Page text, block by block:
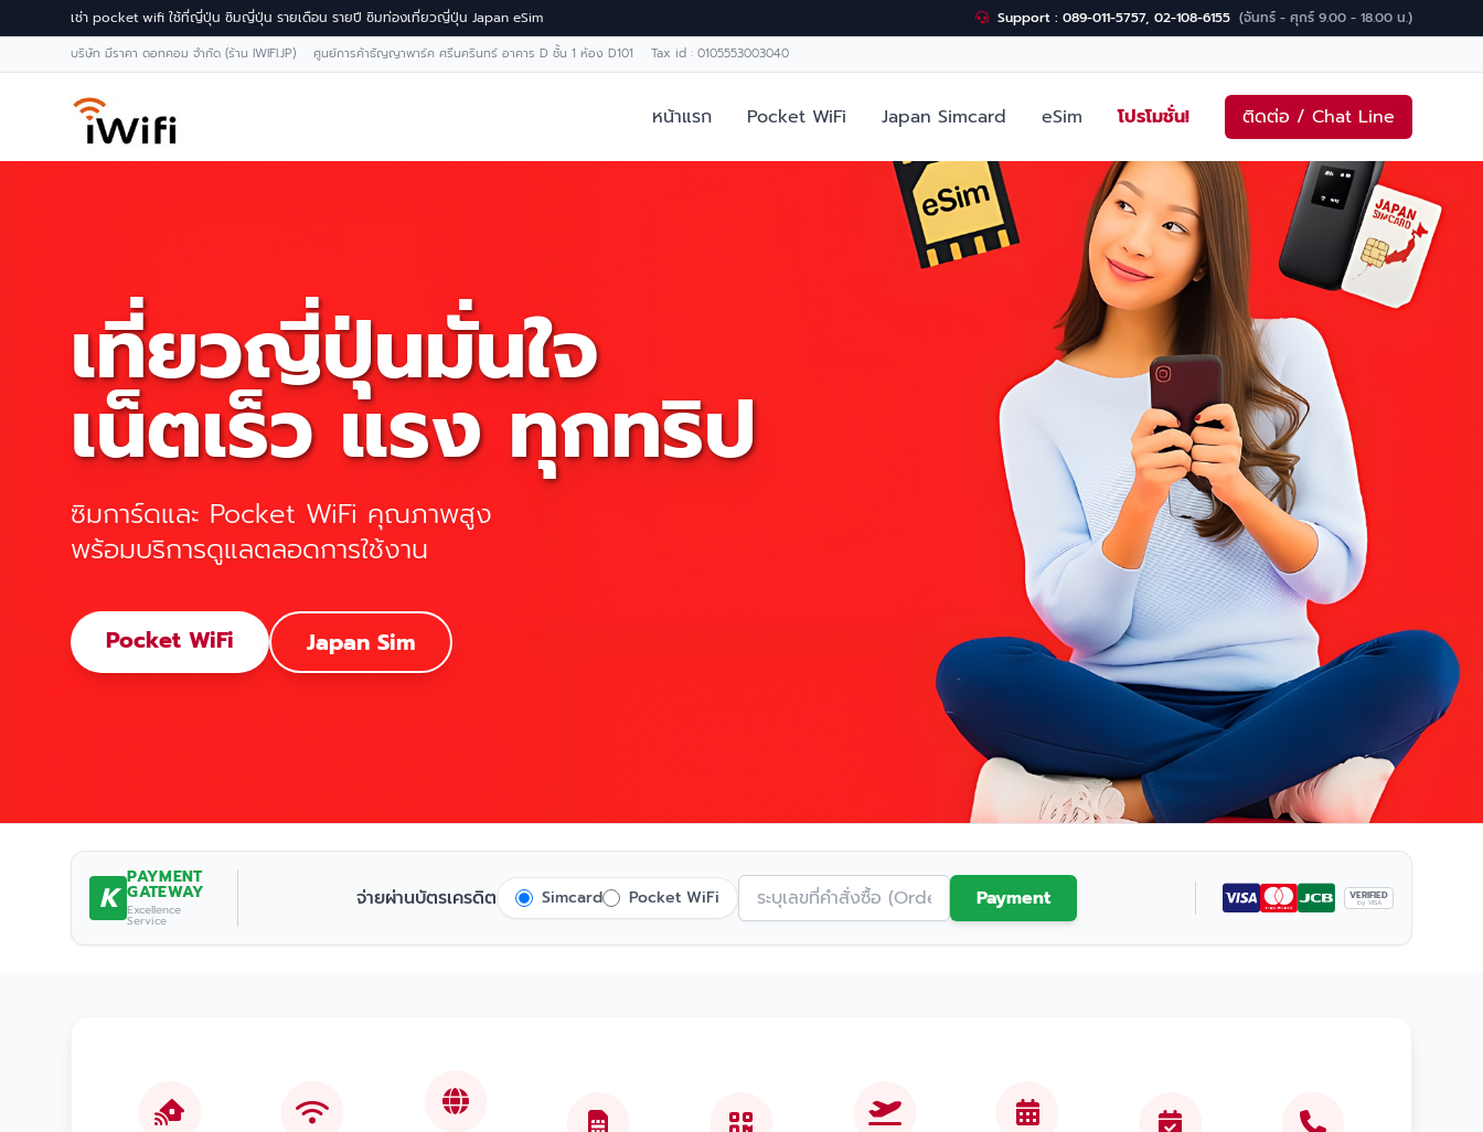
เช่า pocket wifi ใช้ที่ญี่ปุ่น ซิมญี่ปุ่น รายเดือน รายปี ซิมท่องเที่ยวญี่ปุ่น Japan eSim Support : 089-011-5757, 02-108-6155 (จันทร์ - ศุกร์ 9.00 - 18.00 น.)
บริษัท มีราคา ดอทคอม จำกัด (ร้าน IWIFI.JP) ศูนย์การค้าธัญญาพาร์ค ศรีนครินทร์ อาคาร D ชั้น 1 ห้อง D101 Tax id : 0105553003040
หน้าแรก Pocket WiFi Japan Simcard eSim โปรโมชั่น! ติดต่อ / Chat Line
เที่ยวญี่ปุ่นมั่นใจ
เน็ตเร็ว แรง ทุกทริป
ซิมการ์ดและ Pocket WiFi คุณภาพสูง
พร้อมบริการดูแลตลอดการใช้งาน
Pocket WiFi Japan Sim
K
PAYMENT
GATEWAY
Excellence
Service
จ่ายผ่านบัตรเครดิต Simcard Pocket WiFi Payment VERIFIED
by VISA